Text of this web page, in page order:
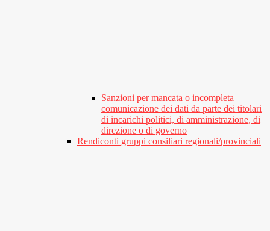
Sanzioni per mancata o incompleta
comunicazione dei dati da parte dei titolari
di incarichi politici, di amministrazione, di
direzione o di governo
Rendiconti gruppi consiliari regionali/provinciali